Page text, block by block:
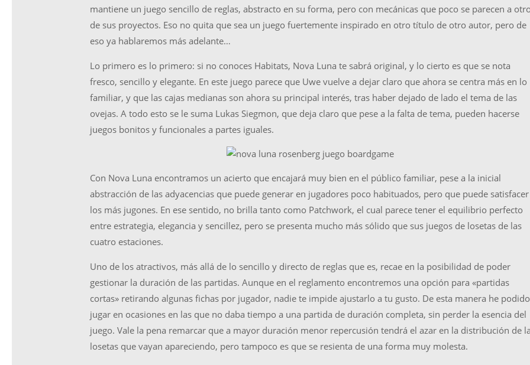
mantiene un juego sencillo de reglas, abstracto en su forma, pero con mecánicas que poco se parecen a
de sus proyectos. Eso no quita que sea un juego fuertemente inspirado en otro título de otro autor, pero de
eso ya hablaremos más adelante…
Lo primero es lo primero: si no conoces Habitats, Nova Luna te sabrá original, y lo cierto es que se nota
fresco, sencillo y elegante. En este juego parece que Uwe vuelve a dejar claro que ahora se centra más en lo
familiar, y que las cajas medianas son ahora su principal interés, tras haber dejado de lado el tema de las
ovejas. A todo esto se le suma Lukas Siegmon, que deja claro que pese a la falta de tema, pueden hacerse
juegos bonitos y funcionales a partes iguales.
Con Nova Luna encontramos un acierto que encajará muy bien en el público familiar, pese a la inicial
abstracción de las adyacencias que puede generar en jugadores poco habituados, pero que puede
los más jugones. En ese sentido, no brilla tanto como Patchwork, el cual parece tener el equilibrio perfecto
entre estrategia, elegancia y sencillez, pero se presenta mucho más sólido que sus juegos de losetas de las
cuatro estaciones.
Uno de los atractivos, más allá de lo sencillo y directo de reglas que es, recae en la posibilidad de poder
gestionar la duración de las partidas. Aunque en el reglamento encontremos una opción para «partidas
cortas» retirando algunas fichas por jugador, nadie te impide ajustarlo a tu gusto. De esta manera he podido
jugar en ocasiones en las que no daba tiempo a una partida de duración completa, sin perder la esencia del
juego. Vale la pena remarcar que a mayor duración menor repercusión tendrá el azar en la distribución de
losetas que vayan apareciendo, pero tampoco es que se resienta de una forma muy molesta.